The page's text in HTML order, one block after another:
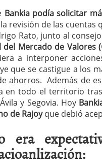
Bankia podía solicitar
revisión de las cuentas
Rato, junto al
Mercado de Valores
a interponer
que se castigue a los
ahorros. Además de
en todo el territorio
y Segovia. Hoy
de Rajoyque debió
era